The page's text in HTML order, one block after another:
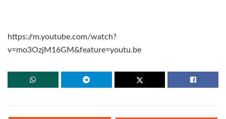
https://m.youtube.com/watch?
v=mo3OzjM16GM&feature=youtu.be